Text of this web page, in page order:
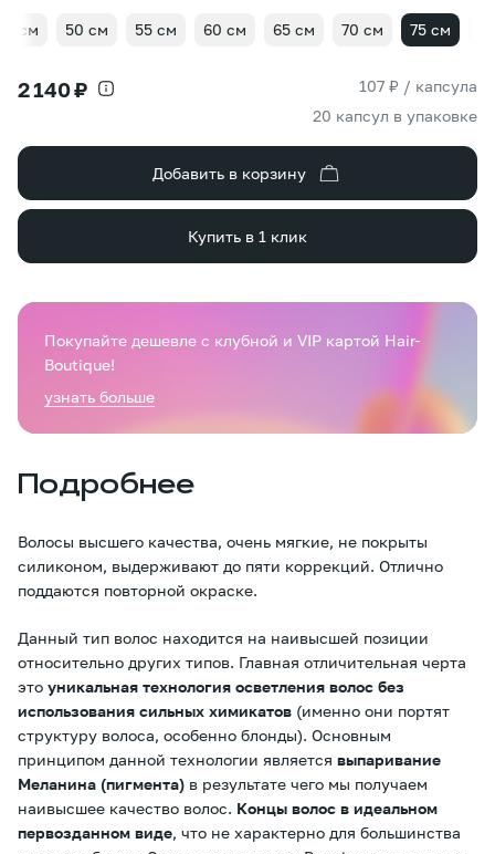
см 50 см 55 см 60 см 65 см 70 см 75 см
2 140 ₽
107 ₽ / капсула
20 капсул в упаковке
Добавить в корзину
Купить в 1 клик
Подробнее
Волосы высшего качества, очень мягкие, не покрыты
силиконом, выдерживают до пяти коррекций. Отлично
поддаются повторной окраске.
Данный тип волос находится на наивысшей позиции
относительно других типов. Главная отличительная черта
это уникальная технология осветления волос без
использования сильных химикатов (именно они портят
структуру волоса, особенно блонды). Основным
принципом данной технологии является выпаривание
Меланина (пигмента) в результате чего мы получаем
наивысшее качество волос. Концы волос в идеальном
первозданном виде, что не характерно для большинства
Покупайте дешевле с клубной и VIP картой Hair-
Boutique!
узнать больше